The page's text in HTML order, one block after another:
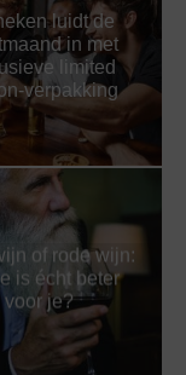
luidt de
in met
limited
verpakking
of rode wijn:
is écht beter
voor je?